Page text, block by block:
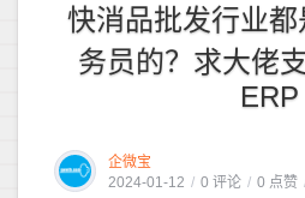
快消品批发行业
务员的？求大佬
ERP
企微宝
2024-01-12 / 0 评论 / 0 点赞